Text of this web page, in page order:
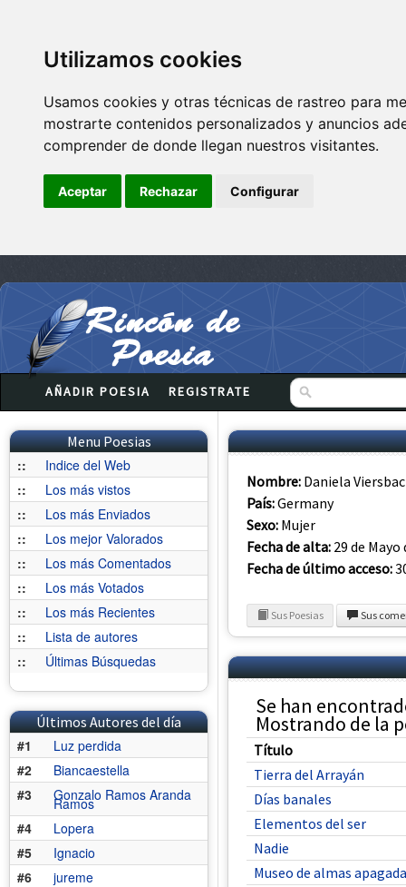
Utilizamos cookies
Usamos cookies y otras técnicas de rastreo para
mostrarte contenidos personalizados y anuncios
comprender de donde llegan nuestros visitantes.
Aceptar Rechazar Configurar
AÑADIR POESIA REGISTRATE
Menu Poesias
::
Indice del Web
::
Los más vistos
::
Los más Enviados
::
Los mejor Valorados
::
Los más Comentados
::
Los más Votados
::
Los más Recientes
::
Lista de autores
::
Últimas Búsquedas
Últimos Autores del día
#1
Luz perdida
#2
Biancaestella
#3
Gonzalo Ramos Aranda
Ramos
#4
Lopera
#5
Ignacio
#6
jureme
Nombre: Daniela
País:Germany
Sexo: Mujer
Fecha de alta: 29 de Mayo
Fecha de último acceso:
Sus Poesias Sus
Se han
Mostrando de la
Título
Tierra del Arrayán
Días banales
Elementos del ser
Nadie
Museo de almas